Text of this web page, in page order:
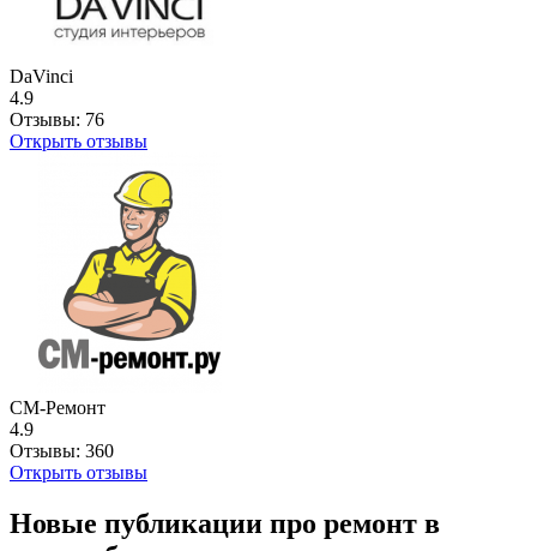
DaVinci
4.9
Отзывы: 76
Открыть отзывы
СМ-Ремонт
4.9
Отзывы: 360
Открыть отзывы
Новые публикации про ремонт в